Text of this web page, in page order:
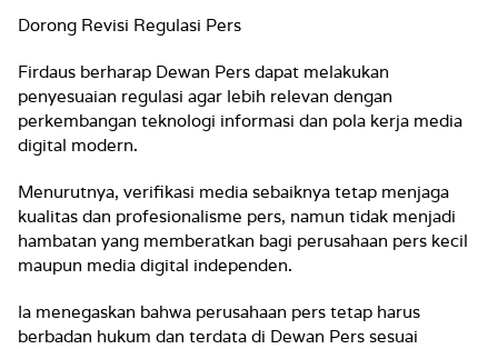
Dorong Revisi Regulasi Pers
Firdaus berharap Dewan Pers dapat melakukan
penyesuaian regulasi agar lebih relevan dengan
perkembangan teknologi informasi dan pola kerja media
digital modern.
Menurutnya, verifikasi media sebaiknya tetap menjaga
kualitas dan profesionalisme pers, namun tidak menjadi
hambatan yang memberatkan bagi perusahaan pers kecil
maupun media digital independen.
Ia menegaskan bahwa perusahaan pers tetap harus
berbadan hukum dan terdata di Dewan Pers sesuai